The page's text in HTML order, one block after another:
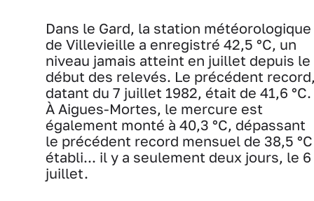
Dans le Gard, la station météorologique
de Villevieille a enregistré 42,5 °C, un
niveau jamais atteint en juillet depuis le
début des relevés. Le précédent
datant du 7 juillet 1982, était de 41,6 °C.
À Aigues-Mortes, le mercure est
également monté à 40,3 °C, dépassant
le précédent record mensuel de 38,5 °C
établi... il y a seulement deux jours, le 6
juillet.